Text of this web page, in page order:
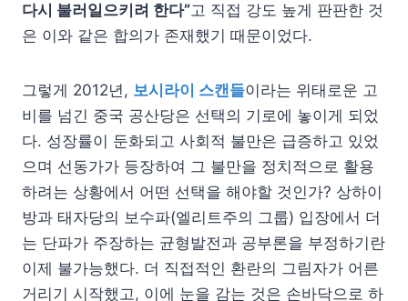
다시 불러일으키려 한다”고 직접 강도 높게 판판한 것
은 이와 같은 합의가 존재했기 때문이었다.
그렇게 2012년, 보시라이 스캔들이라는 위태로운 고
비를 넘긴 중국 공산당은 선택의 기로에 놓이게 되었
다. 성장률이 둔화되고 사회적 불만은 급증하고 있었
으며 선동가가 등장하여 그 불만을 정치적으로 활용
하려는 상황에서 어떤 선택을 해야할 것인가? 상하이
방과 태자당의 보수파(엘리트주의 그룹) 입장에서 더
는 단파가 주장하는 균형발전과 공부론을 부정하기란
이제 불가능했다. 더 직접적인 환란의 그림자가 어른
거리기 시작했고, 이에 눈을 감는 것은 손바닥으로 하